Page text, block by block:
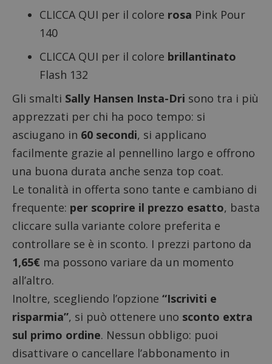
CLICCA QUI per il colore rosa Pink Pour
140
CLICCA QUI per il colore brillantinato
Flash 132
Gli smalti Sally Hansen Insta-Dri sono tra i più
apprezzati per chi ha poco tempo: si
asciugano in 60 secondi, si applicano
facilmente grazie al pennellino largo e offrono
una buona durata anche senza top coat.
Le tonalità in offerta sono tante e cambiano di
frequente: per scoprire il prezzo esatto, basta
cliccare sulla variante colore preferita e
controllare se è in sconto. I prezzi partono da
1,65€ ma possono variare da un momento
all’altro.
Inoltre, scegliendo l’opzione “Iscriviti e
risparmia”, si può ottenere uno sconto extra
sul primo ordine. Nessun obbligo: puoi
disattivare o cancellare l’abbonamento in